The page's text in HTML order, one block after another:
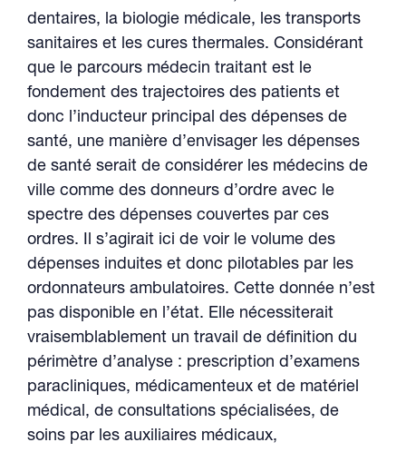
dentaires, la biologie médicale, les transports
sanitaires et les cures thermales. Considérant
que le parcours médecin traitant est le
fondement des trajectoires des patients et
donc l’inducteur principal des dépenses de
santé, une manière d’envisager les dépenses
de santé serait de considérer les médecins de
ville comme des donneurs d’ordre avec le
spectre des dépenses couvertes par ces
ordres. Il s’agirait ici de voir le volume des
dépenses induites et donc pilotables par les
ordonnateurs ambulatoires. Cette donnée n’est
pas disponible en l’état. Elle nécessiterait
vraisemblablement un travail de définition du
périmètre d’analyse : prescription d’examens
paracliniques, médicamenteux et de matériel
médical, de consultations spécialisées, de
soins par les auxiliaires médicaux,